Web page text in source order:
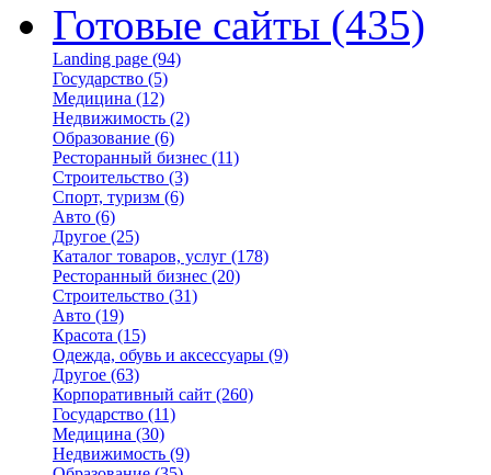
Готовые сайты (435)
Landing page (94)
Государство (5)
Медицина (12)
Недвижимость (2)
Образование (6)
Ресторанный бизнес (11)
Строительство (3)
Спорт, туризм (6)
Авто (6)
Другое (25)
Каталог товаров, услуг (178)
Ресторанный бизнес (20)
Строительство (31)
Авто (19)
Красота (15)
Одежда, обувь и аксессуары (9)
Другое (63)
Корпоративный сайт (260)
Государство (11)
Медицина (30)
Недвижимость (9)